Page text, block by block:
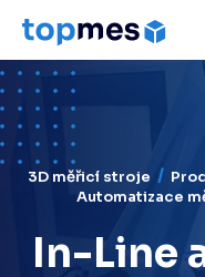
3D měřicí stroje
Automatizace
In-Line